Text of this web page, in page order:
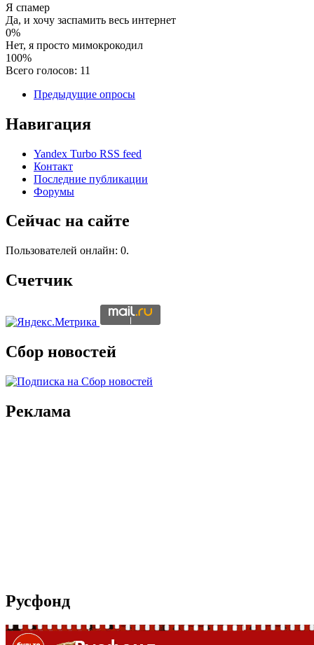
Я спамер
Да, и хочу заспамить весь интернет
0%
Нет, я просто мимокрокодил
100%
Всего голосов: 11
Предыдущие опросы
Навигация
Yandex Turbo RSS feed
Контакт
Последние публикации
Форумы
Сейчас на сайте
Пользователей онлайн: 0.
Счетчик
Сбор новостей
Реклама
Русфонд